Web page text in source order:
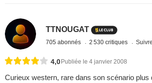
TTNOUGAT
705 abonnés 2 530 critiques
4,0 Publiée le 4 janvier 2008
Curieux western, rare dans son scénario plus